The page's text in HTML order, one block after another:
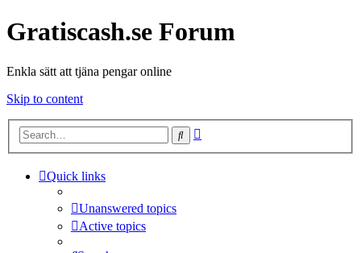
Gratiscash.se Forum
Enkla sätt att tjäna pengar online
Skip to content
Search
Quick links
Unanswered topics
Active topics